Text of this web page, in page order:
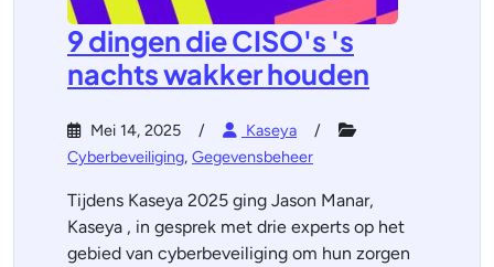
9 dingen die CISO's 's
nachts wakker houden
Mei 14, 2025
Kaseya
Cyberbeveiliging, Gegevensbeheer
Tijdens Kaseya 2025 ging Jason Manar,
Kaseya , in gesprek met drie experts op het
gebied van cyberbeveiliging om hun zorgen